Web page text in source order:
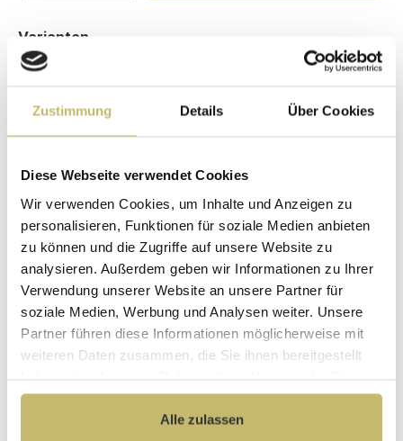
Zustimmung Details Über Cookies
Diese Webseite verwendet Cookies
Wir verwenden Cookies, um Inhalte und Anzeigen zu
personalisieren, Funktionen für soziale Medien anbieten
zu können und die Zugriffe auf unsere Website zu
analysieren. Außerdem geben wir Informationen zu Ihrer
Verwendung unserer Website an unsere Partner für
soziale Medien, Werbung und Analysen weiter. Unsere
Partner führen diese Informationen möglicherweise mit
weiteren Daten zusammen, die Sie ihnen bereitgestellt
gesammelt haben.
Alle zulassen
Varianten
Hochwertige
Materialien
Herstellerpreis
ohne
Zwischenhändler
Kundenbetreuung
mit bester
Bewertung
Gut verpackt für
beschädigungsfreie
Lieferung
Designed in
Germany
1 Monat risikofreies
Rückgaberecht